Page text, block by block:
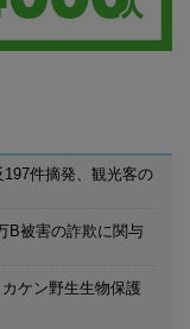
件摘発、観光客の
B被害の詐欺に関与
ケン野生生物保護